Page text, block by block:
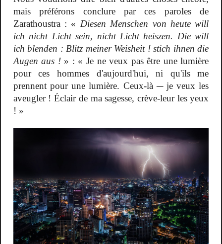
mais préférons conclure par ces paroles de
Zarathoustra : « Diesen Menschen von heute will
ich nicht Licht sein, nicht Licht heiszen. Die will
ich blenden : Blitz meiner Weisheit ! stich ihnen die
Augen aus !» : « Je ne veux pas être une lumière
pour ces hommes d'aujourd'hui, ni qu'ils me
prennent pour une lumière. Ceux-là ─ je veux les
aveugler ! Éclair de ma sagesse, crève-leur les yeux
! »